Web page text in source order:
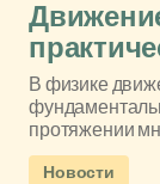
В физике
протяжении
Новости